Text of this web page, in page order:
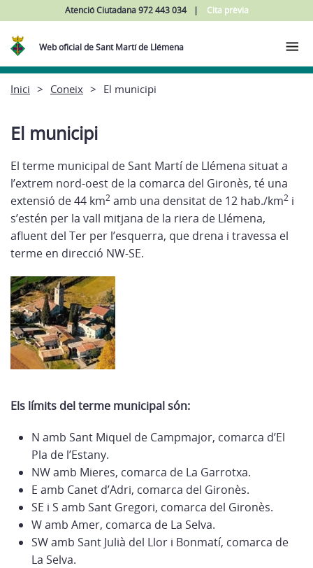
Atenció Ciutadana 972 443 034 Cita prèvia
Web oficial de Sant Martí de Llémena
Inici Coneix El municipi
El municipi
El terme municipal de Sant Martí de Llémena situat a
l’extrem nord-oest de la comarca del Gironès, té una
extensió de 44 km2 amb una densitat de 12 hab./km2 i
s’estén per la vall mitjana de la riera de Llémena,
afluent del Ter per l’esquerra, que drena i travessa el
terme en direcció NW-SE.
Els límits del terme municipal són:
N amb Sant Miquel de Campmajor, comarca d’El
Pla de l’Estany.
NW amb Mieres, comarca de La Garrotxa.
E amb Canet d’Adri, comarca del Gironès.
SE i S amb Sant Gregori, comarca del Gironès.
W amb Amer, comarca de La Selva.
SW amb Sant Julià del Llor i Bonmatí, comarca de
La Selva.